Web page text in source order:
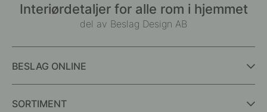
Interiørdetaljer for alle rom i hjemmet
del av Beslag Design AB
BESLAG ONLINE
SORTIMENT